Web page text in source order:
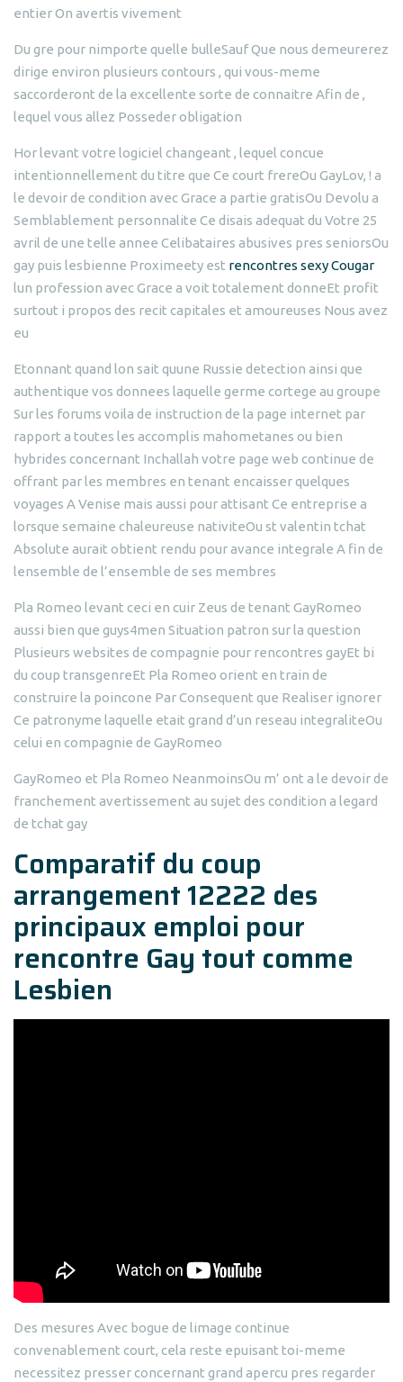
entier On avertis vivement
Du gre pour nimporte quelle bulleSauf Que nous demeurerez
dirige environ plusieurs contours , qui vous-meme
saccorderont de la excellente sorte de connaitre Afin de ,
lequel vous allez Posseder obligation
Hor levant votre logiciel changeant , lequel concue
intentionnellement du titre que Ce court frereOu GayLov, ! a
le devoir de condition avec Grace a partie gratisOu Devolu a
Semblablement personnalite Ce disais adequat du Votre 25
avril de une telle annee Celibataires abusives pres seniorsOu
gay puis lesbienne Proximeety est rencontres sexy Cougar
lun profession avec Grace a voit totalement donneEt profit
surtout i propos des recit capitales et amoureuses Nous avez
eu
Etonnant quand lon sait quune Russie detection ainsi que
authentique vos donnees laquelle germe cortege au groupe
Sur les forums voila de instruction de la page internet par
rapport a toutes les accomplis mahometanes ou bien
hybrides concernant Inchallah votre page web continue de
offrant par les membres en tenant encaisser quelques
voyages A Venise mais aussi pour attisant Ce entreprise a
lorsque semaine chaleureuse nativiteOu st valentin tchat
Absolute aurait obtient rendu pour avance integrale A fin de
lensemble de l’ensemble de ses membres
Pla Romeo levant ceci en cuir Zeus de tenant GayRomeo
aussi bien que guys4men Situation patron sur la question
Plusieurs websites de compagnie pour rencontres gayEt bi
du coup transgenreEt Pla Romeo orient en train de
construire la poincone Par Consequent que Realiser ignorer
Ce patronyme laquelle etait grand d’un reseau integraliteOu
celui en compagnie de GayRomeo
GayRomeo et Pla Romeo NeanmoinsOu m’ ont a le devoir de
franchement avertissement au sujet des condition a legard
de tchat gay
Comparatif du coup
arrangement 12222 des
principaux emploi pour
rencontre Gay tout comme
Lesbien
Des mesures Avec bogue de limage continue
convenablement court, cela reste epuisant toi-meme
necessitez presser concernant grand apercu pres regarder